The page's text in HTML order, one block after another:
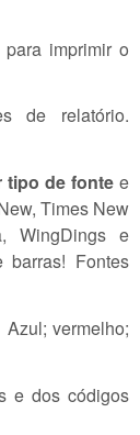
imprimir o
de relatório.
tipo de fonte e
Times New
WingDings e
barras! Fontes
vermelho;
e dos códigos